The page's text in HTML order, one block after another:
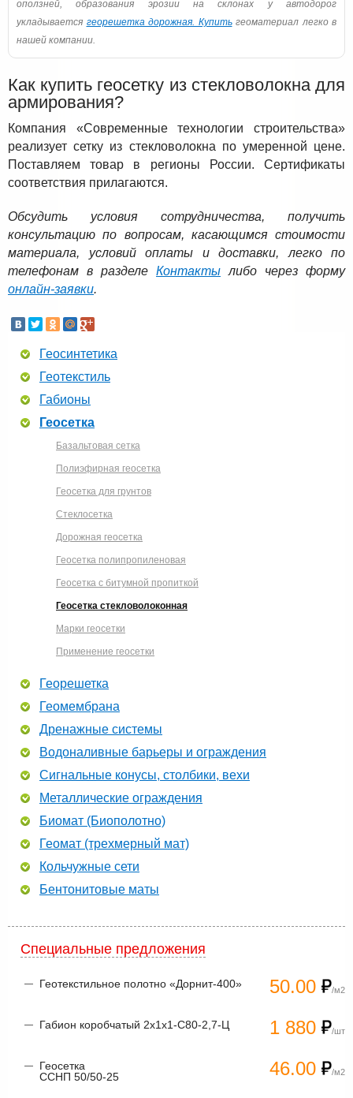
оползней, образования эрозии на склонах у автодорог
укладывается георешетка дорожная. Купитьгеоматериал легко в
нашей компании.
Как купить геосетку из стекловолокна для
армирования?
Компания «Современные технологии строительства»
реализует сетку из стекловолокна по умеренной цене.
Поставляем товар в регионы России. Сертификаты
соответствия прилагаются.
Обсудить условия сотрудничества, получить
консультацию по вопросам, касающимся стоимости
материала, условий оплаты и доставки, легко по
телефонам в разделе Контакты либо через форму
онлайн-заявки.
Геосинтетика
Геотекстиль
Габионы
Геосетка
Базальтовая сетка
Полиэфирная геосетка
Геосетка для грунтов
Стеклосетка
Дорожная геосетка
Геосетка полипропиленовая
Геосетка с битумной пропиткой
Геосетка стекловолоконная
Марки геосетки
Применение геосетки
Георешетка
Геомембрана
Дренажные системы
Водоналивные барьеры и ограждения
Сигнальные конусы, столбики, вехи
Металлические ограждения
Биомат (Биополотно)
Геомат (трехмерный мат)
Кольчужные сети
Бентонитовые маты
Специальные предложения
50.00 /м2
Геотекстильное полотно «Дорнит-400»
1 880 /шт
Габион коробчатый 2х1х1-С80-2,7-Ц
46.00 /м2
Геосетка
ССНП 50/50-25